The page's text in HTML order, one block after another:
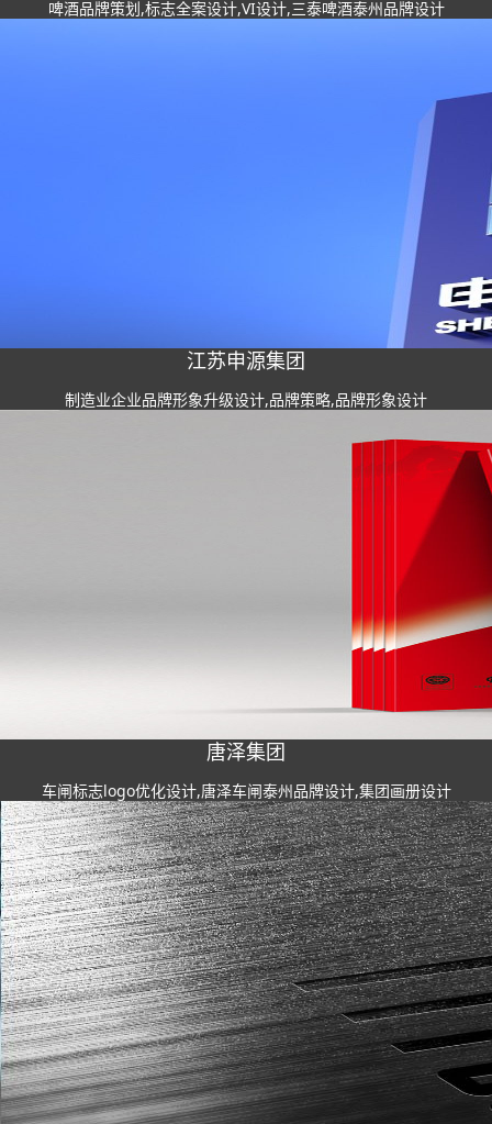
啤酒品牌策划,标志全案设计,VI设计,三泰啤酒泰州品牌设计
江苏申源集团
制造业企业品牌形象升级设计,品牌策略,品牌形象设计
唐泽集团
车闸标志logo优化设计,唐泽车闸泰州品牌设计,集团画册设计